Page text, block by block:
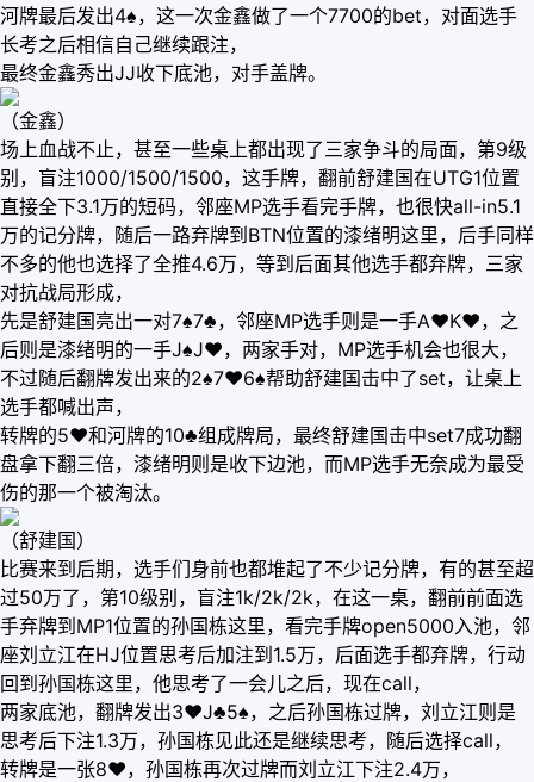
河牌最后发出4♠️，这一次金鑫做了一个7700的bet，对面选手
长考之后相信自己继续跟注，
最终金鑫秀出JJ收下底池，对手盖牌。
（金鑫）
场上血战不止，甚至一些桌上都出现了三家争斗的局面，第9级
别，盲注1000/1500/1500，这手牌，翻前舒建国在UTG1位置
直接全下3.1万的短码，邻座MP选手看完手牌，也很快all-in5.1
万的记分牌，随后一路弃牌到BTN位置的漆绪明这里，后手同样
不多的他也选择了全推4.6万，等到后面其他选手都弃牌，三家
对抗战局形成，
先是舒建国亮出一对7♠️7♣️，邻座MP选手则是一手A♥️K♥️，之
后则是漆绪明的一手J♠️J♥️，两家手对，MP选手机会也很大，
不过随后翻牌发出来的2♠️7♥️6♠️帮助舒建国击中了set，让桌上
选手都喊出声，
转牌的5♥️和河牌的10♣️组成牌局，最终舒建国击中set7成功翻
盘拿下翻三倍，漆绪明则是收下边池，而MP选手无奈成为最受
伤的那一个被淘汰。
（舒建国）
比赛来到后期，选手们身前也都堆起了不少记分牌，有的甚至超
过50万了，第10级别，盲注1k/2k/2k，在这一桌，翻前前面选
手弃牌到MP1位置的孙国栋这里，看完手牌open5000入池，邻
座刘立江在HJ位置思考后加注到1.5万，后面选手都弃牌，行动
回到孙国栋这里，他思考了一会儿之后，现在call，
两家底池，翻牌发出3♥️J♣️5♠️，之后孙国栋过牌，刘立江则是
思考后下注1.3万，孙国栋见此还是继续思考，随后选择call，
转牌是一张8♥️，孙国栋再次过牌而刘立江下注2.4万，